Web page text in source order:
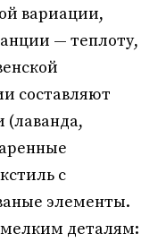
вариации,
— теплоту,
составляют
(лаванда,
с
элементы.
мелким деталям: